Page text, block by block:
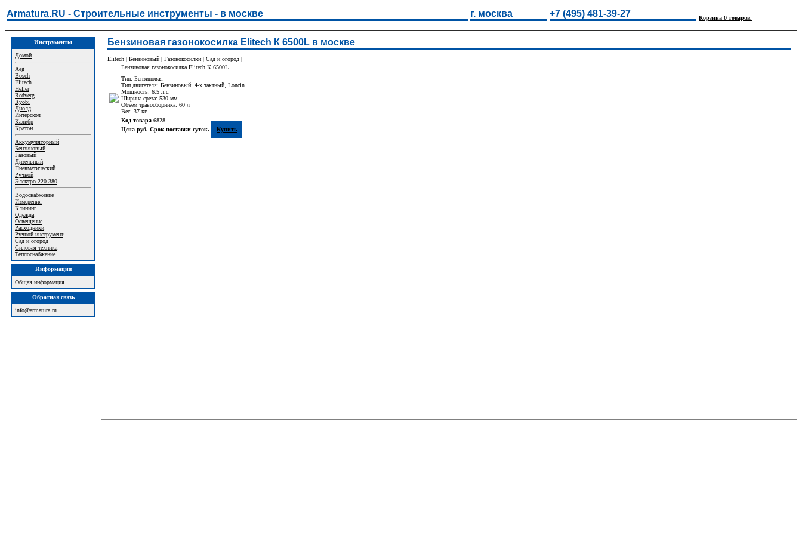
Armatura.RU - Строительные инструменты - в москве г. москва +7 (495) 481-39-27 Корзина 0 товаров.
Инструменты
Домой
Aeg
Bosch
Elitech
Heller
Redverg
Ryobi
Диолд
Интерскол
Калибр
Кратон
Аккумуляторный
Бензиновый
Газовый
Дизельный
Пневматический
Ручной
Электро 220-380
Водоснабжение
Измерения
Клининг
Одежда
Освещение
Расходники
Ручной инструмент
Сад и огород
Силовая техника
Теплоснабжение
Информация
Общая информация
Обратная связь
info@armatura.ru
Бензиновая газонокосилка Elitech К 6500L в москве
Elitech | Бензиновый | Газонокосилки | Сад и огород |
Бензиновая газонокосилка Elitech К 6500L
Тип: Бензиновая
Тип двигателя: Бензиновый, 4-х тактный, Loncin
Мощность: 6.5 л.с.
Ширина среза: 530 мм
Объем травосборника: 60 л
Вес: 37 кг
Код товара 6828
Цена руб. Срок поставки суток.
Купить